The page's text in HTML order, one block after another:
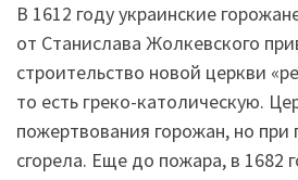
В 1612 году украинские
от Станислава Жолкевского
строительство новой церкви
то есть греко-католическую.
пожертвования горожан, но при
сгорела. Еще до пожара, в 1682